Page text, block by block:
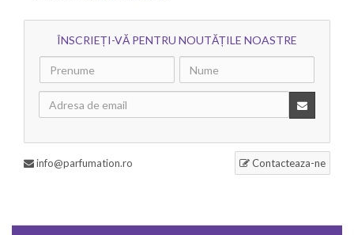
ÎNSCRIEȚI-VĂ PENTRU NOUTĂȚILE NOASTRE
Contacteaza-ne
info@parfumation.ro